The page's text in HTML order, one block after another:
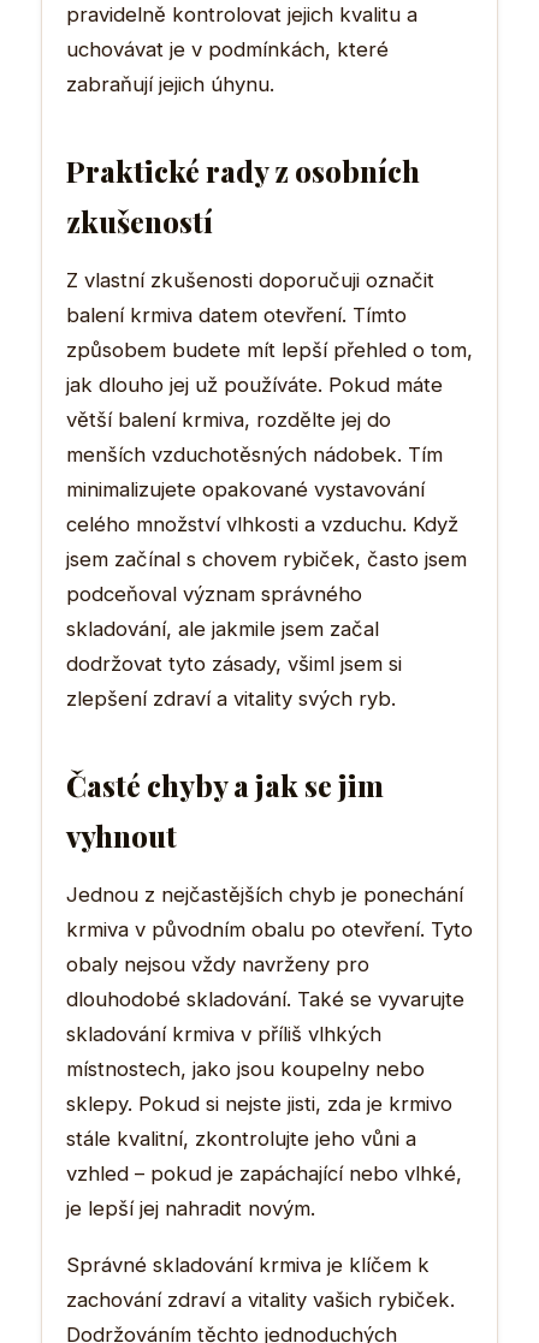
pravidelně kontrolovat jejich kvalitu a
uchovávat je v podmínkách, které
zabraňují jejich úhynu.
Praktické rady z osobních
zkušeností
Z vlastní zkušenosti doporučuji označit
balení krmiva datem otevření. Tímto
způsobem budete mít lepší přehled o tom,
jak dlouho jej už používáte. Pokud máte
větší balení krmiva, rozdělte jej do
menších vzduchotěsných nádobek. Tím
minimalizujete opakované vystavování
celého množství vlhkosti a vzduchu. Když
jsem začínal s chovem rybiček, často jsem
podceňoval význam správného
skladování, ale jakmile jsem začal
dodržovat tyto zásady, všiml jsem si
zlepšení zdraví a vitality svých ryb.
Časté chyby a jak se jim
vyhnout
Jednou z nejčastějších chyb je ponechání
krmiva v původním obalu po otevření. Tyto
obaly nejsou vždy navrženy pro
dlouhodobé skladování. Také se vyvarujte
skladování krmiva v příliš vlhkých
místnostech, jako jsou koupelny nebo
sklepy. Pokud si nejste jisti, zda je krmivo
stále kvalitní, zkontrolujte jeho vůni a
vzhled – pokud je zapáchající nebo vlhké,
je lepší jej nahradit novým.
Správné skladování krmiva je klíčem k
zachování zdraví a vitality vašich rybiček.
Dodržováním těchto jednoduchých